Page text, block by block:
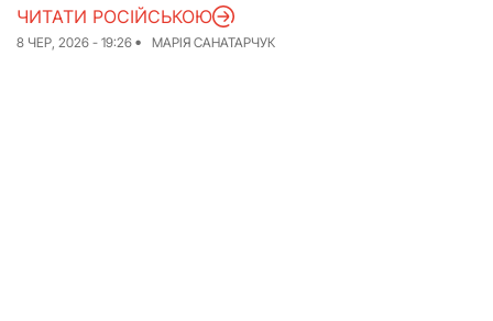
8 ЧЕР, 2026 - 19:26 МАРІЯ САНАТАРЧУК
ЧИТАТИ РОСІЙСЬКОЮ